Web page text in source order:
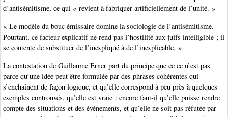
d’antisémitisme, ce qui « revient à fabriquer artificiellement de l’unité. »
« Le modèle du bouc émissaire domine la sociologie de l’antisémitisme.
Pourtant, ce facteur explicatif ne rend pas l’hostilité aux juifs intelligible ; il
se contente de substituer de l’inexpliqué à de l’inexplicable. »
La contestation de Guillaume Erner part du principe que ce ce n’est pas
parce qu’une idée peut être formulée par des phrases cohérentes qui
s’enchaînent de façon logique, et qu’elle correspond à peu près à quelques
exemples controuvés, qu’elle est vraie : encore faut-il qu’elle puisse rendre
compte des situations et des événements, et qu’elle ne soit pas réfutée par